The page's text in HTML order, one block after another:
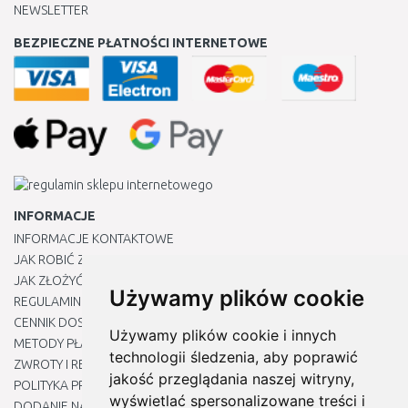
Używamy plików cookie
Używamy plików cookie i innych
technologii śledzenia, aby poprawić
jakość przeglądania naszej witryny,
wyświetlać spersonalizowane treści i
NEWSLETTER
BEZPIECZNE PŁATNOŚCI INTERNETOWE
INFORMACJE
INFORMACJE KONTAKTOWE
JAK ROBIĆ ZAKUPY ?
JAK ZŁOŻYĆ REKLAMACJĘ
REGULAMIN
CENNIK DOSTAWY
METODY PŁATNOŚCI
ZWROTY I REKLAMACJE PRODUKTÓW
POLITYKA PRYWATNOŚCI